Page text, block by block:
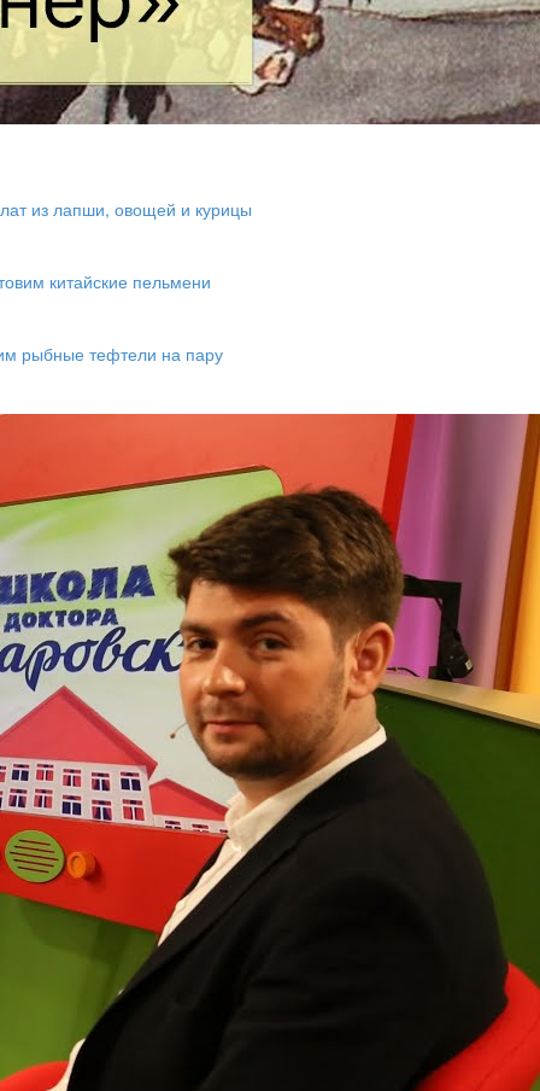
из лапши, овощей и курицы
китайские пельмени
рыбные тефтели на пару